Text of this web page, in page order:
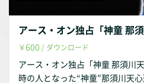
アース・オン独占「神童 那
￥600 / ダウンロード
アース・オン独占「神童 那須川
時の人となった“神童”那須川天